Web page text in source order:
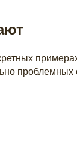
проблемных